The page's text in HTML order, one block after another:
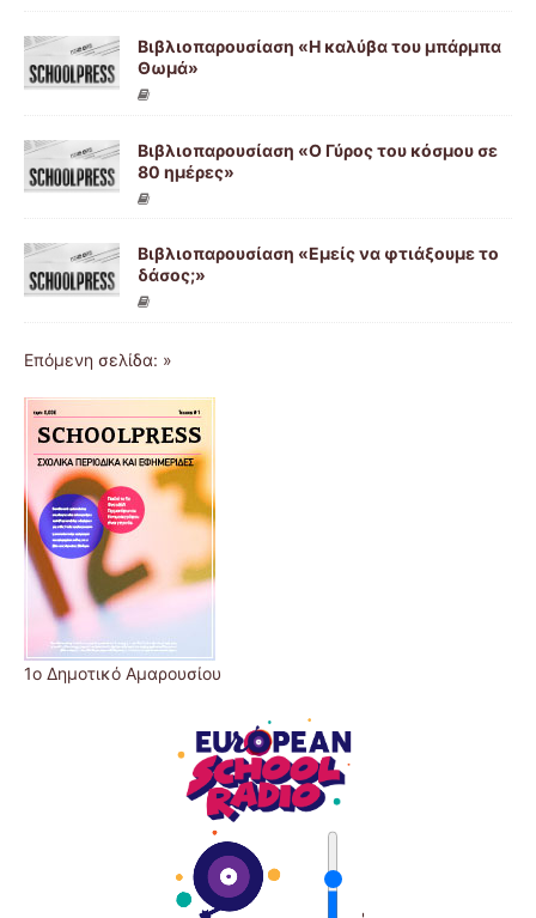
Βιβλιοπαρουσίαση «Η καλύβα του μπάρμπα
Θωμά»
Βιβλιοπαρουσίαση «Ο Γύρος του κόσμου σε
80 ημέρες»
Βιβλιοπαρουσίαση «Εμείς να φτιάξουμε το
δάσος;»
Επόμενη σελίδα: »
1ο Δημοτικό Αμαρουσίου